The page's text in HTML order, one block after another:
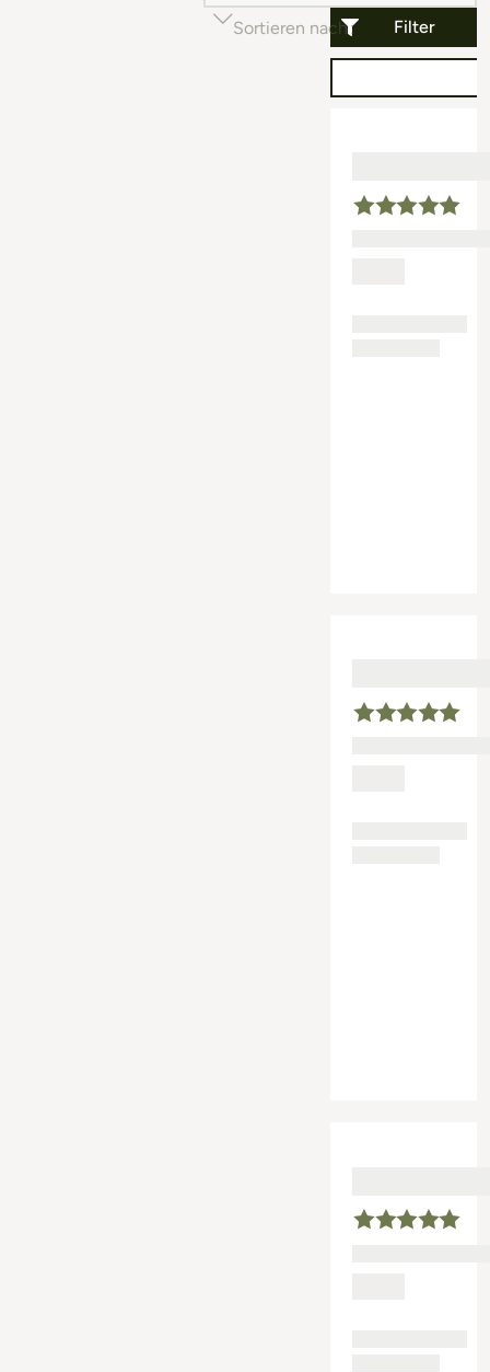
Filter
Sortieren nach Beliebtheit